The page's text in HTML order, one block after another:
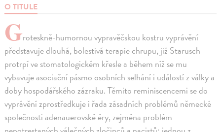
O TITULE
Groteskně-humornou vypravěčskou kostru vyprávění
představuje dlouhá, bolestivá terapie chrupu, již Starusch
protrpí ve stomatologickém křesle a během níž se mu
vybavuje asociační pásmo osobních selhání i událostí z války a
doby hospodářského zázraku. Těmito reminiscencemi se do
vyprávění zprostředkuje i řada zásadních problémů německé
společnosti adenauerovské éry, zejména problém